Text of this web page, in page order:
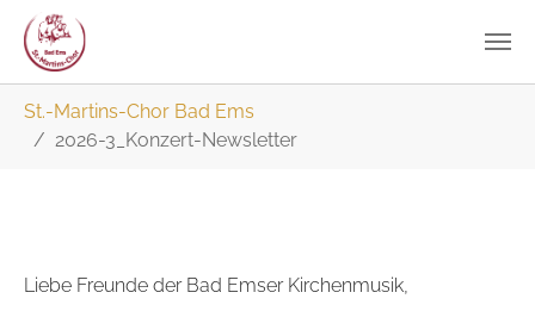
Hauptinhalt
springen
St.-Martins-Chor Bad Ems
2026-3_Konzert-Newsletter
Liebe Freunde der Bad Emser Kirchenmusik,